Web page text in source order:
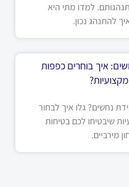
למדו מתי היא
להתנהג נכון.
איך בוחרים כפפות
מקצועיות?
נחשים? גלו איך לבחור
שיבטיחו לכם בטיחות
מירביים.